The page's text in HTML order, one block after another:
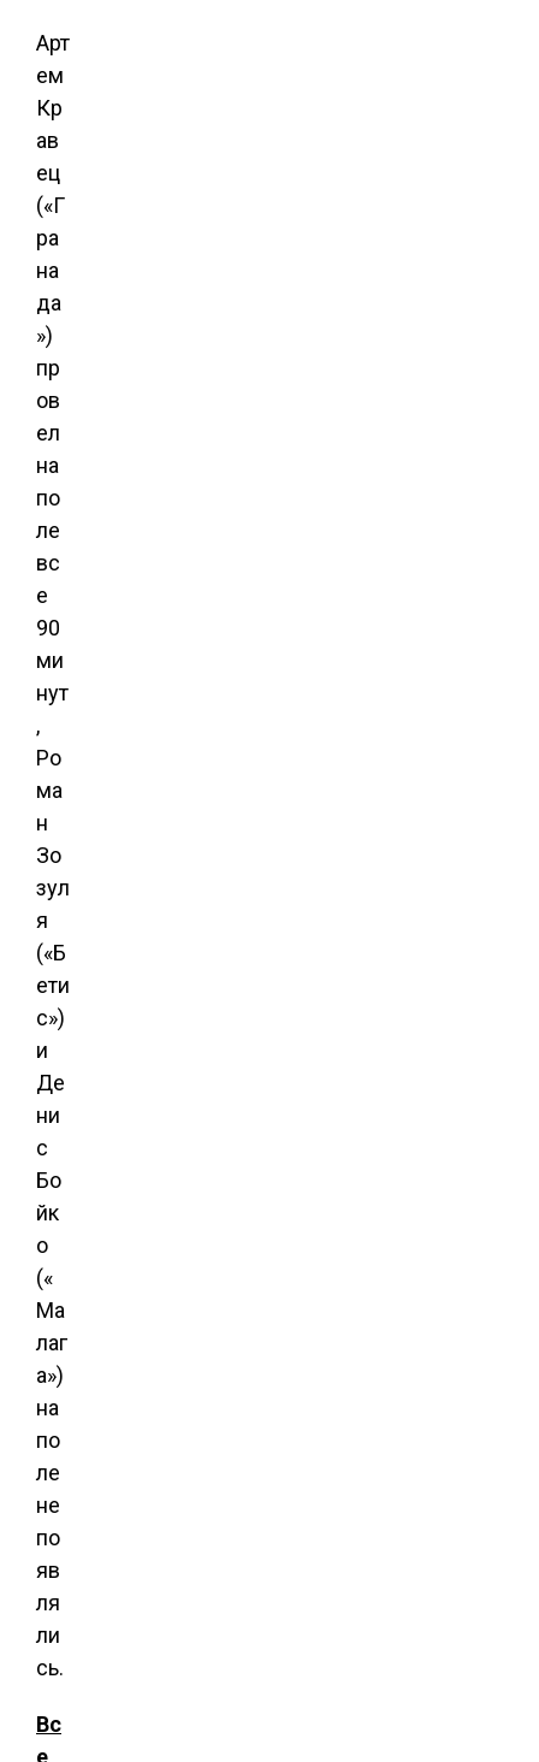
Арт
ем
Кр
ав
ец
(«Г
ра
на
да
»)
пр
ов
ел
на
по
ле
вс
е
90
ми
нут
,
Ро
ма
н
Зо
зул
я
(«Б
ети
с»)
и
Де
ни
с
Бо
йк
о
(«
Ма
лаг
а»)
на
по
ле
не
по
яв
ля
ли
сь.
Вс
е